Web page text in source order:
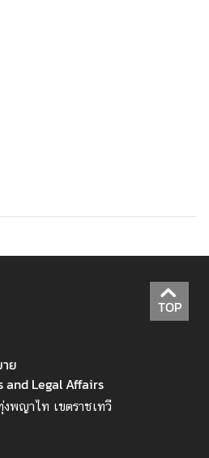
TOP
ย
Legal Affairs
พญาไท เขตราชเทวี